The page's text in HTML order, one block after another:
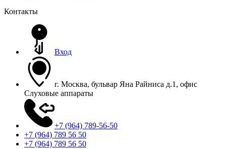
Контакты
Вход
г. Москва, бульвар Яна Райниса д.1, офис
Слуховые аппараты
+7 (964) 789-56-50
+7 (964) 789 56 50
+7 (964) 789 56 50